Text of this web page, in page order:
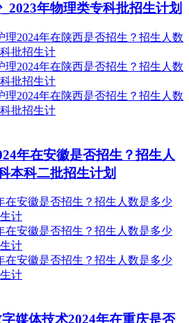
年物理类专科批招生计划
年在安徽是否招生？招生人
本科二批招生计划
媒体技术2024年在重庆是否